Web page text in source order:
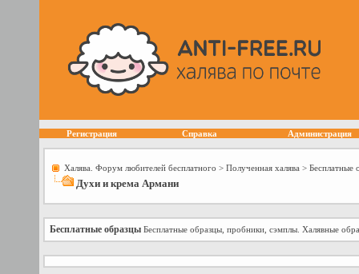
Регистрация Справка Администрация
Халява. Форум любителей бесплатного > Полученная халява > Бесплатные
Духи и крема Армани
Бесплатные образцы Бесплатные образцы, пробники, сэмплы. Халявные